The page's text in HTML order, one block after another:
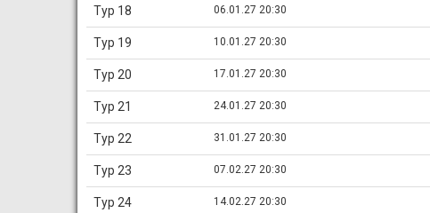
Тур 18 06.01.27 20:30
Тур 19 10.01.27 20:30
Тур 20 17.01.27 20:30
Тур 21 24.01.27 20:30
Тур 22 31.01.27 20:30
Тур 23 07.02.27 20:30
Тур 24 14.02.27 20:30